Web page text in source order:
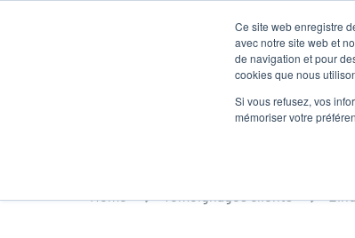
Ce site web enregistre
avec notre site web et
de navigation et pour
cookies que nous
Si vous refusez, vos
mémoriser votre
Home Témoignages clients